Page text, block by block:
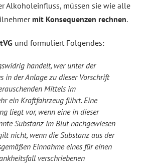
Alkoholeinfluss, müssen sie wie alle
mit Konsequenzen rechnen.
und formuliert Folgendes:
handelt, wer unter der
in der Anlage zu dieser Vorschrift
Mittels im
ein Kraftfahrzeug führt. Eine
liegt vor, wenn eine in dieser
Substanz im Blut nachgewiesen
nicht, wenn die Substanz aus der
Einnahme eines für einen
verschriebenen